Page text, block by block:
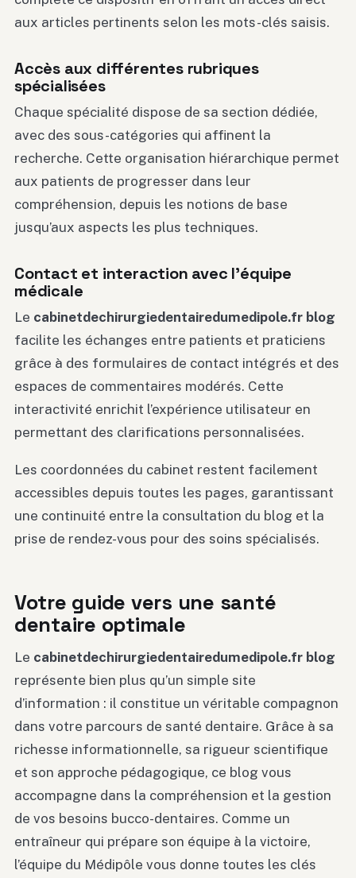
aux articles pertinents selon les mots-clés saisis.
Accès aux différentes rubriques
spécialisées
Chaque spécialité dispose de sa section dédiée,
avec des sous-catégories qui affinent la
recherche. Cette organisation hiérarchique permet
aux patients de progresser dans leur
compréhension, depuis les notions de base
jusqu’aux aspects les plus techniques.
Contact et interaction avec l’équipe
médicale
Le cabinetdechirurgiedentairedumedipole.fr blog
facilite les échanges entre patients et praticiens
grâce à des formulaires de contact intégrés et des
espaces de commentaires modérés. Cette
interactivité enrichit l’expérience utilisateur en
permettant des clarifications personnalisées.
Les coordonnées du cabinet restent facilement
accessibles depuis toutes les pages, garantissant
une continuité entre la consultation du blog et la
prise de rendez-vous pour des soins spécialisés.
Votre guide vers une santé
dentaire optimale
Le cabinetdechirurgiedentairedumedipole.fr blog
représente bien plus qu’un simple site
d’information : il constitue un véritable compagnon
dans votre parcours de santé dentaire. Grâce à sa
richesse informationnelle, sa rigueur scientifique
et son approche pédagogique, ce blog vous
accompagne dans la compréhension et la gestion
de vos besoins bucco-dentaires. Comme un
entraîneur qui prépare son équipe à la victoire,
l’équipe du Médipôle vous donne toutes les clés